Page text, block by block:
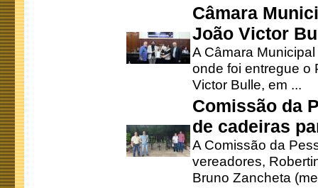
Câmara
João Victor
A Câmara
onde foi entregue o
Victor Bulle, em ...
Comissão da
de cadeiras
A Comissão da
vereadores,
Bruno Zancheta